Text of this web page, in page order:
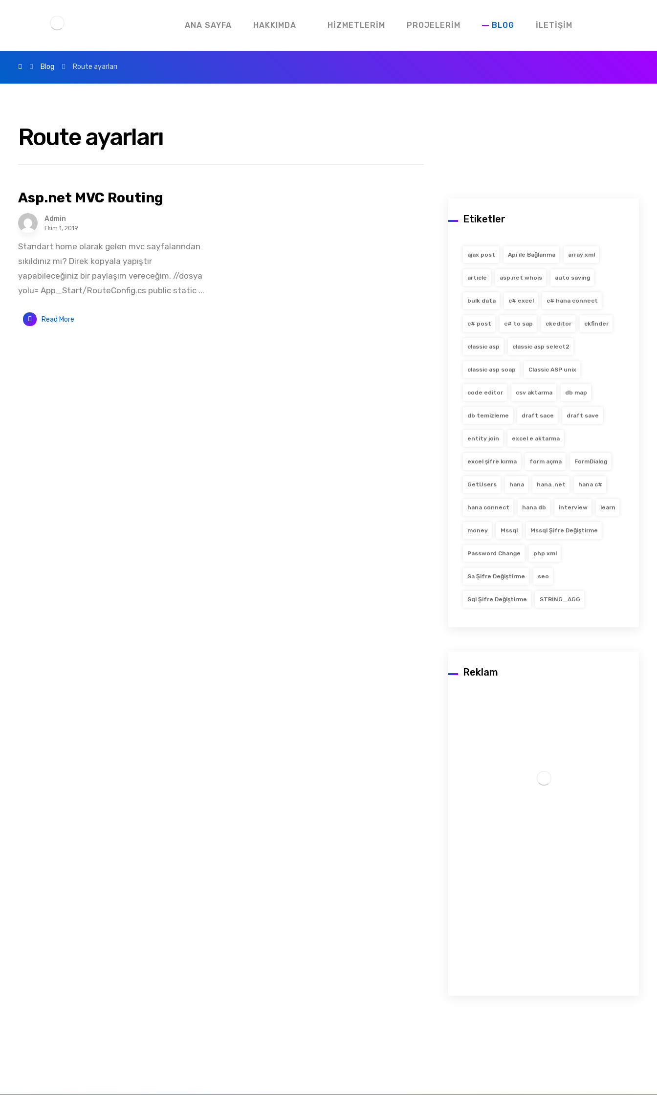
ANA SAYFA HAKKIMDA HIZMETLERIM PROJELERIM BLOG İLETIŞIM
Blog Route ayarları
Route ayarları
Asp.net MVC Routing
Admin
Ekim 1, 2019
Standart home olarak gelen mvc sayfalarından
sıkıldınız mı? Direk kopyala yapıştır
yapabileceğiniz bir paylaşım vereceğim. //dosya
yolu= App_Start/RouteConfig.cs public static ...
Read More
Etiketler
ajax post Api ile Bağlanma array xml
article asp.net whois auto saving
bulk data c# excel c# hana connect
c# post c# to sap ckeditor ckfinder
classic asp classic asp select2
classic asp soap Classic ASP unix
code editor csv aktarma db map
db temizleme draft sace draft save
entity join excel e aktarma
excel şifre kırma form açma FormDialog
GetUsers hana hana .net hana c#
hana connect hana db interview learn
money Mssql Mssql Şifre Değiştirme
Password Change php xml
Sa Şifre Değiştirme seo
Sql Şifre Değiştirme STRING_AGG
Reklam